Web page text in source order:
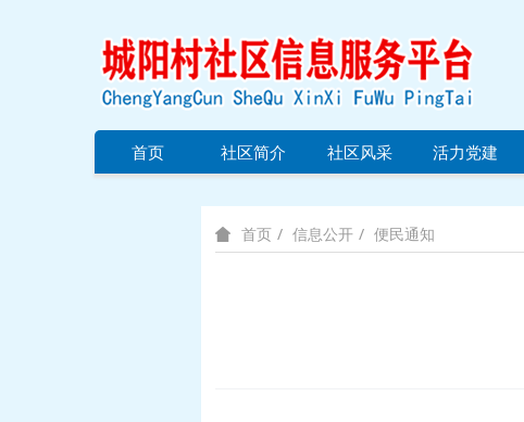
首页 社区简介 社区风采 活力党建
首页 信息公开 便民通知